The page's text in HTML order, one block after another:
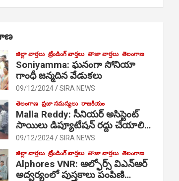
జిల్లా వార్తలు ట్రేండింగ్ వార్తలు తాజా వార్తలు తెలంగాణ
Soniyamma: ఘ‌నంగా సోనియా
గాంధీ జ‌న్మ‌దిన వేడుక‌లు
09/12/2024 SIRA NEWS
తెలంగాణ ప్రజా సమస్యలు రాజకీయం
Malla Reddy: సీనియర్ అసిస్టెంట్
సాయిలు డిప్యూటేషన్ రద్దు చేయాలి…
09/12/2024 SIRA NEWS
జిల్లా వార్తలు ట్రేండింగ్ వార్తలు తాజా వార్తలు తెలంగాణ
Alphores VNR: ఆల్ఫోర్స్ విఎన్ఆర్
అద్వర్యంలో పుస్తకాలు పంపిణి…